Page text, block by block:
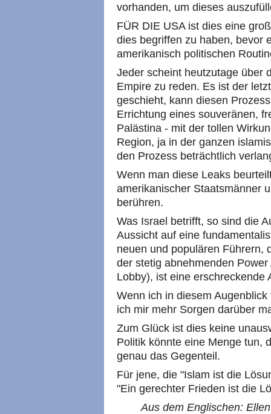
vorhanden, um dieses
FÜR DIE USA ist dies eine
dies begriffen zu haben, bevor
amerikanisch politischen
Jeder scheint heutzutage über
Empire zu reden. Es ist der
geschieht, kann diesen
Errichtung eines souveränen,
Palästina - mit der tollen
Region, ja in der ganzen
den Prozess beträchtlich
Wenn man diese Leaks
amerikanischer Staatsmänner
berühren.
Was Israel betrifft, so sind die
Aussicht auf eine
neuen und populären Führern,
der stetig abnehmenden
Lobby), ist eine erschreckende
Wenn ich in diesem
ich mir mehr Sorgen darüber
Zum Glück ist dies keine
Politik könnte eine Menge tun,
genau das Gegenteil.
Für jene, die "Islam ist die
"Ein gerechter Frieden ist die
Aus dem Englischen: